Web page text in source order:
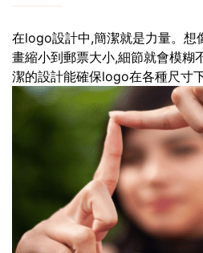
在logo設計中,簡潔就是力量。想
畫縮小到郵票大小,細節就會模糊
潔的設計能確保logo在各種尺寸